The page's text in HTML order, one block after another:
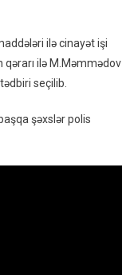
ilə cinayət işi
qərarı ilə M.Məmmədov
seçilib.
şəxslər polis